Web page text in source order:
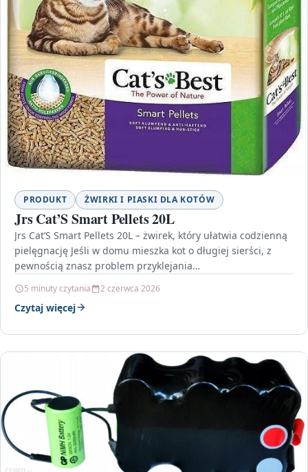
PRODUKT ŻWIRKI I PIASKI DLA KOTÓW
Jrs Cat’S Smart Pellets 20L
Jrs Cat’S Smart Pellets 20L – żwirek, który ułatwia codzienną
pielęgnację Jeśli w domu mieszka kot o długiej sierści, z
pewnością znasz problem przyklejania…
5 minuty czytania 2 czerwca 2026
Czytaj więcej